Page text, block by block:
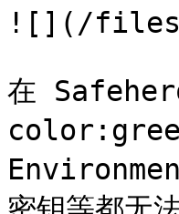
![](/files/
在